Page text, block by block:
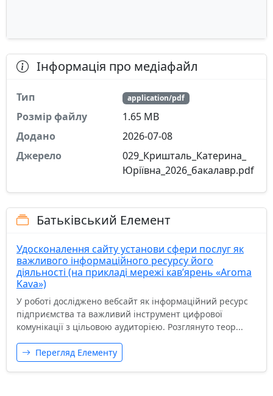
Інформація про медіафайл
Тип application/pdf
Розмір файлу
1.65 MB
Додано
2026-07-08
Джерело
029_Кришталь_Катерина_
Юріївна_2026_бакалавр.pdf
Батьківський Елемент
Удосконалення сайту установи сфери послуг як
важливого інформаційного ресурсу його
діяльності (на прикладі мережі кав’ярень «Aroma
Kava»)
У роботі досліджено вебсайт як інформаційний ресурс
підприємства та важливий інструмент цифрової
комунікації з цільовою аудиторією. Розглянуто теор...
Перегляд Елементу